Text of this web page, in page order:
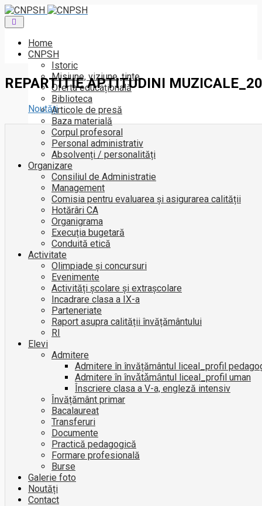
Toggle
navigation
Home
CNPSH
Istoric
Misiune, viziune, ținte
Oferta educațională
Biblioteca
Articole de presă
Baza materială
Corpul profesoral
Personal administrativ
Absolvenți / personalități
Organizare
Consiliul de Administratie
Management
Comisia pentru evaluarea și asigurarea calității
Hotărâri CA
Organigrama
Execuția bugetară
Conduită etică
Activitate
Olimpiade și concursuri
Evenimente
Activități școlare și extrașcolare
Incadrare clasa a IX-a
Parteneriate
Raport asupra calității învățământului
RI
Elevi
Admitere
Admitere în învățământul liceal_profil
Admitere ȋn ȋnvǎtǎmȃntul liceal_profil uman
Înscriere clasa a V-a, engleză intensiv
Învățământ primar
Bacalaureat
Transferuri
Documente
Practică pedagogică
Formare profesională
Burse
Galerie foto
Noutăți
Contact
REPARTITIE APTITUDINI
Noutăți